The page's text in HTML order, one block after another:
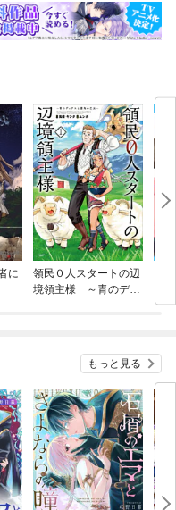
に
領民０人スタートの辺
境領主様 ～青のディ
ン
もっと見る